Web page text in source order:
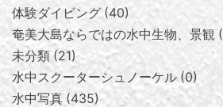
体験ダイビング 40
奄美大島ならではの水中生物、景観
未分類 21
水中スクーターシュノーケル 0
水中写真 435